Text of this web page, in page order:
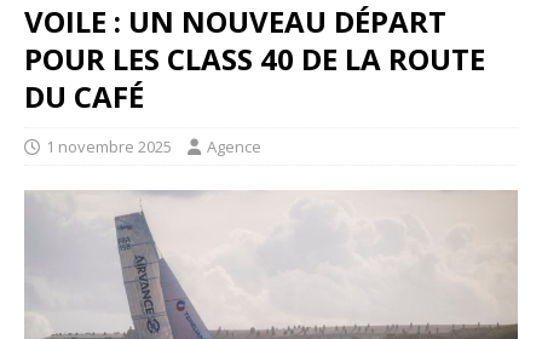
VOILE : UN NOUVEAU DÉPART
POUR LES CLASS 40 DE LA ROUTE
DU CAFÉ
1 novembre 2025 Agence